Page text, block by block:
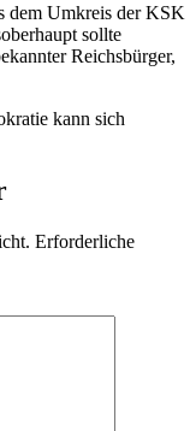
dem Umkreis der KSK
sollte
Reichsbürger,
kann sich
Erforderliche